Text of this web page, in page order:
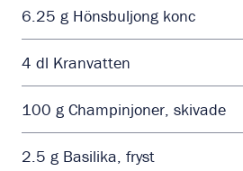
6.25 g Hönsbuljong konc
4 dl Kranvatten
100 g Champinjoner, skivade
2.5 g Basilika, fryst